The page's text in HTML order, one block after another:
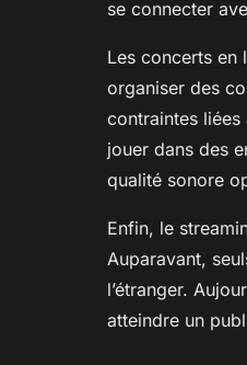
se connecter
Les concerts en
organiser des
contraintes liées
jouer dans des
qualité sonore
Enfin, le
Auparavant,
l’étranger.
atteindre un